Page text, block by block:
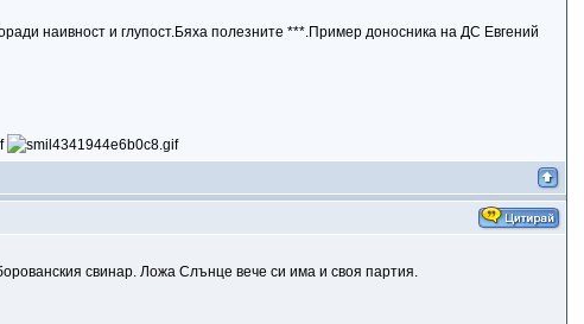
наивност и глупост.Бяха полезните ***.Пример доносника на ДС Евгений
свинар. Ложа Слънце вече си има и своя партия.